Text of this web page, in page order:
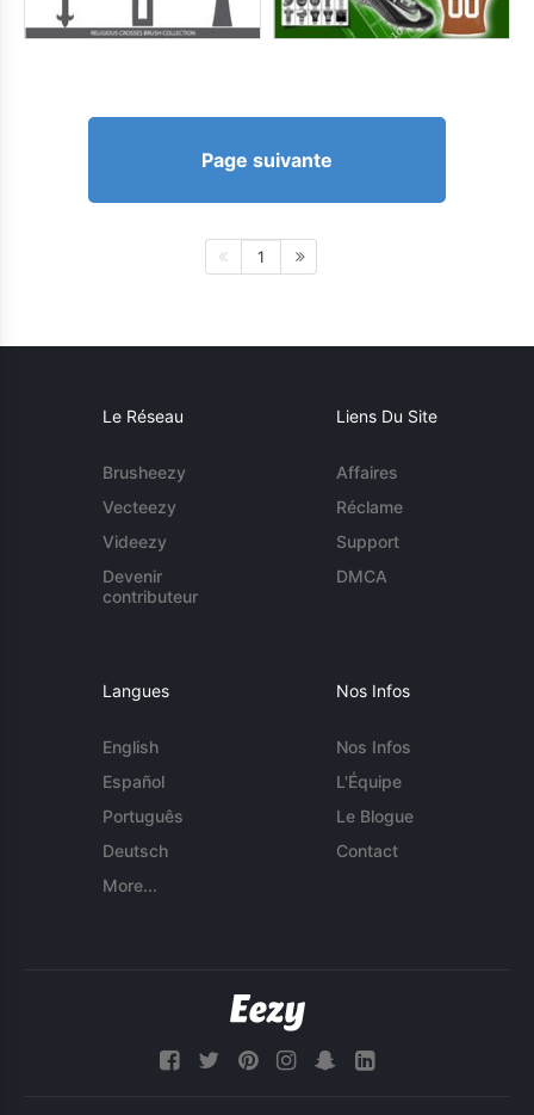
Page suivante
1
Le Réseau
Brusheezy
Vecteezy
Videezy
Devenir
contributeur
Liens Du Site
Affaires
Réclame
Support
DMCA
Langues
English
Español
Português
Deutsch
More...
Nos Infos
Nos Infos
L'Équipe
Le Blogue
Contact